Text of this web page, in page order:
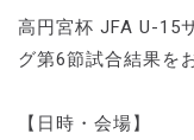
高円宮杯 JFA U-15
グ第6節試合結果を
【日時・会場】